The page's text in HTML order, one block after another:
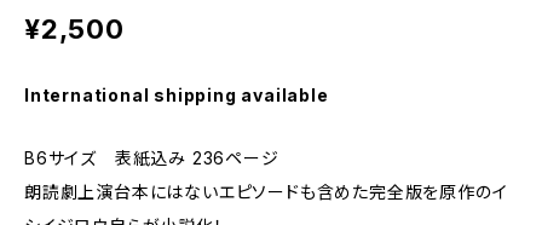
¥2,500
International shipping available
B6サイズ 表紙込み 236ページ
朗読劇上演台本にはないエピソードも含めた完全版を原作のイ